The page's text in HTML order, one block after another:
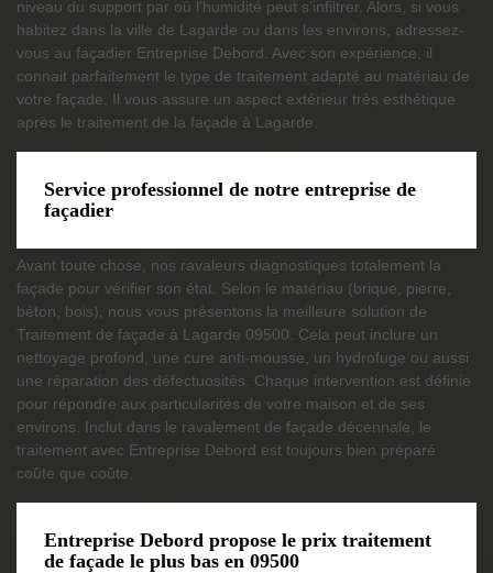
niveau du support par où l’humidité peut s’infiltrer. Alors, si vous
habitez dans la ville de Lagarde ou dans les environs, adressez-
vous au façadier Entreprise Debord. Avec son expérience, il
connait parfaitement le type de traitement adapté au matériau de
votre façade. Il vous assure un aspect extérieur très esthétique
après le traitement de la façade à Lagarde.
Service professionnel de notre entreprise de
façadier
Avant toute chose, nos ravaleurs diagnostiques totalement la
façade pour vérifier son état. Selon le matériau (brique, pierre,
béton, bois), nous vous présentons la meilleure solution de
Traitement de façade à Lagarde 09500. Cela peut inclure un
nettoyage profond, une cure anti-mousse, un hydrofuge ou aussi
une réparation des défectuosités. Chaque intervention est définie
pour répondre aux particularités de votre maison et de ses
environs. Inclut dans le ravalement de façade décennale, le
traitement avec Entreprise Debord est toujours bien préparé
coûte que coûte.
Entreprise Debord propose le prix traitement
de façade le plus bas en 09500